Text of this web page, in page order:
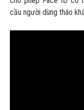
cầu người dùng tháo